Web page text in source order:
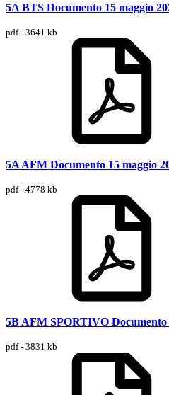
5A BTS Documento 15 maggio
pdf - 3641 kb
5A AFM Documento 15 maggio
pdf - 4778 kb
5B AFM SPORTIVO Documento
pdf - 3831 kb